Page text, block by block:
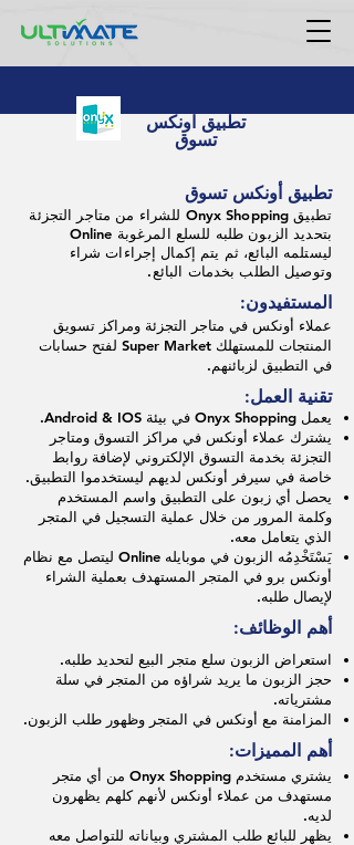
تطبيق اونكس
تسوق
تطبيق أونكس تسوق
تطبيق Onyx Shopping للشراء من متاجر التجزئة
بتحديد الزبون طلبه للسلع المرغوبة Online
ليستلمه البائع، ثم يتم إكمال إجراءات شراء
وتوصيل الطلب بخدمات البائع.
المستفيدون:
عملاء أونكس في متاجر التجزئة ومراكز تسويق
المنتجات للمستهلك Super Market لفتح حسابات
في التطبيق لزبائنهم.
تقنية العمل:
يعمل Onyx Shopping في بيئة Android & IOS.
يشترك عملاء أونكس في مراكز التسوق ومتاجر
التجزئة بخدمة التسوق الإلكتروني لإضافة روابط
خاصة في سيرفر أونكس لديهم ليستخدموا التطبيق.
يحصل أي زبون على التطبيق واسم المستخدم
وكلمة المرور من خلال عملية التسجيل في المتجر
الذي يتعامل معه.
يَسْتَخْدِمُه الزبون في موبايله Online ليتصل مع نظام
أونكس برو في المتجر المستهدف بعملية الشراء
لإيصال طلبه.
أهم الوظائف:
استعراض الزبون سلع متجر البيع لتحديد طلبه.
حجز الزبون ما يريد شراؤه من المتجر في سلة
مشترياته.
المزامنة مع أونكس في المتجر وظهور طلب الزبون.
أهم المميزات:
يشتري مستخدم Onyx Shopping من أي متجر
مستهدف من عملاء أونكس لأنهم كلهم يظهرون
لديه.
يظهر للبائع طلب المشتري وبياناته للتواصل معه